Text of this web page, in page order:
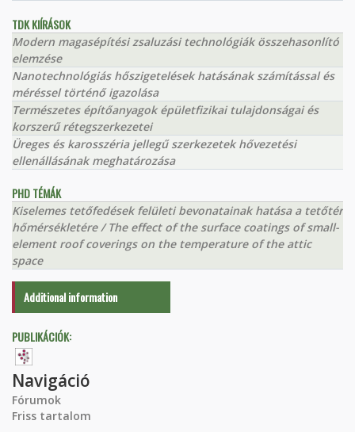
TDK KIÍRÁSOK
Modern magasépítési zsaluzási technológiák összehasonlító
elemzése
Nanotechnológiás hőszigetelések hatásának számítással és
méréssel történő igazolása
Természetes építőanyagok épületfizikai tulajdonságai és
korszerű rétegszerkezetei
Üreges és karosszéria jellegű szerkezetek hővezetési
ellenállásának meghatározása
PHD TÉMÁK
Kiselemes tetőfedések felületi bevonatainak hatása a tetőtér
hőmérsékletére / The effect of the surface coatings of small-
element roof coverings on the temperature of the attic
space
Additional information
PUBLIKÁCIÓK:
Navigáció
Fórumok
Friss tartalom